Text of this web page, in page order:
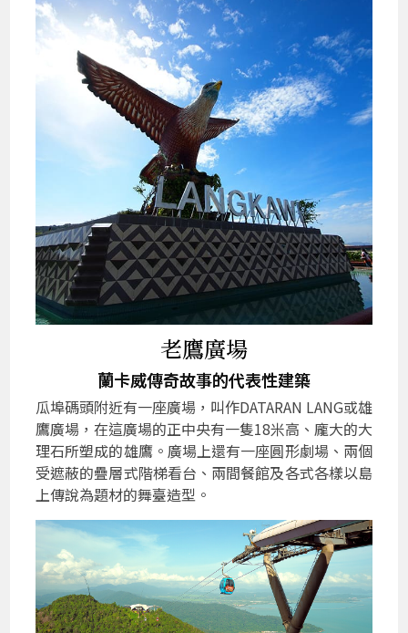
老鷹廣場
蘭卡威傳奇故事的代表性建築
瓜埠碼頭附近有一座廣場，叫作DATARAN LANG或雄
鷹廣場，在這廣場的正中央有一隻18米高、龐大的大
理石所塑成的雄鷹。廣場上還有一座圓形劇場、兩個
受遮蔽的疊層式階梯看台、兩間餐館及各式各樣以島
上傳說為題材的舞臺造型。